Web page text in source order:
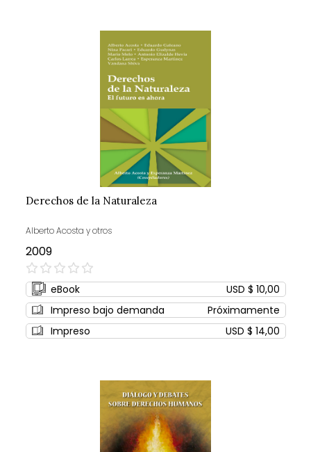
Derechos de la Naturaleza
Alberto Acosta y otros
2009
0%
eBook
USD $ 10,00
Impreso bajo demanda
Próximamente
Impreso
USD $ 14,00